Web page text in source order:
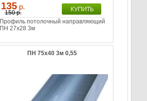
135 р.
150 р.
Профиль потолочный направляющий
ПН 27х28 3м
ПН 75х40 3м 0,55